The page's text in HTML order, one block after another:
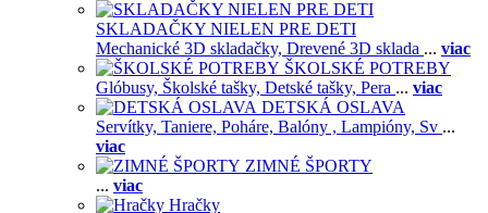
SKLADAČKY NIELEN PRE DETI
Mechanické 3D skladačky, Drevené 3D sklada ... viac
ŠKOLSKÉ POTREBY
Glóbusy, Školské tašky, Detské tašky, Pera ... viac
DETSKÁ OSLAVA
Servítky, Taniere, Poháre, Balóny , Lampióny, Sv ...
viac
ZIMNÉ ŠPORTY
... viac
Hračky